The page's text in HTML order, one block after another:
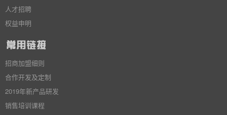
人才招聘
权益申明
招商加盟细则
合作开发及定制
2019年新产品研发
销售培训课程